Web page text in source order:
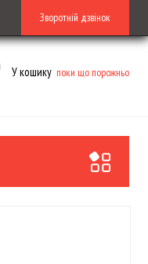
Зворотній дзвінок
У кошику поки що порожньо